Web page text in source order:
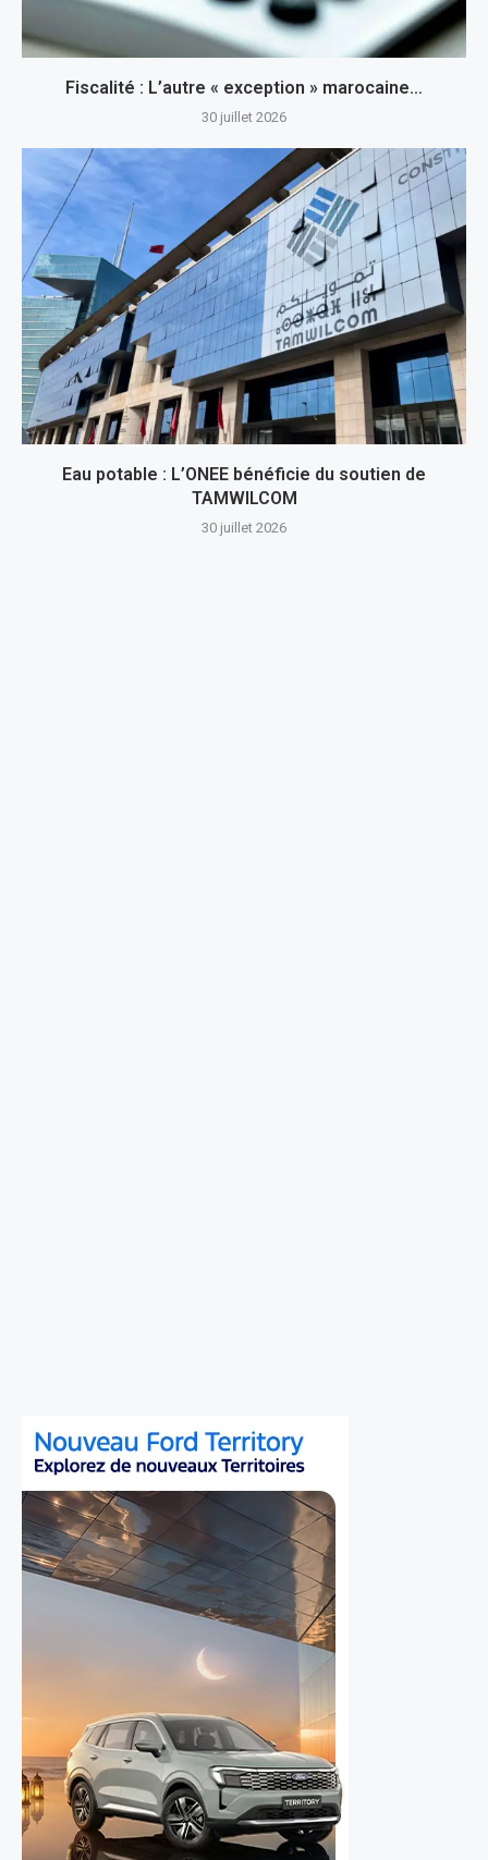
Fiscalité : L’autre « exception » marocaine…
30 juillet 2026
Eau potable : L’ONEE bénéficie du soutien de
TAMWILCOM
30 juillet 2026